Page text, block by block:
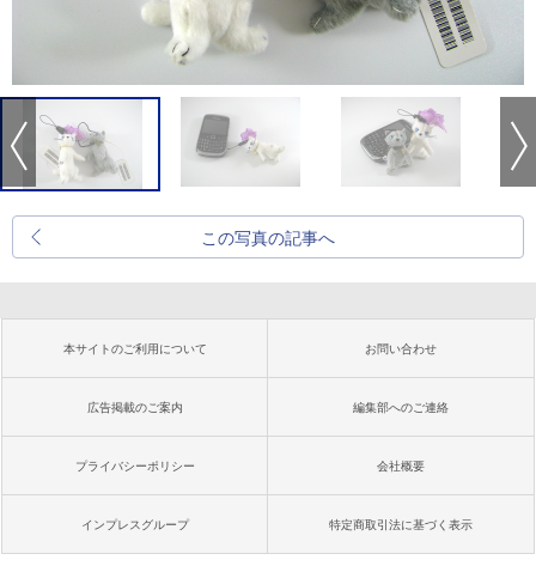
この写真の記事へ
本サイトのご利用について お問い合わせ
広告掲載のご案内 編集部へのご連絡
プライバシーポリシー 会社概要
インプレスグループ 特定商取引法に基づく表示